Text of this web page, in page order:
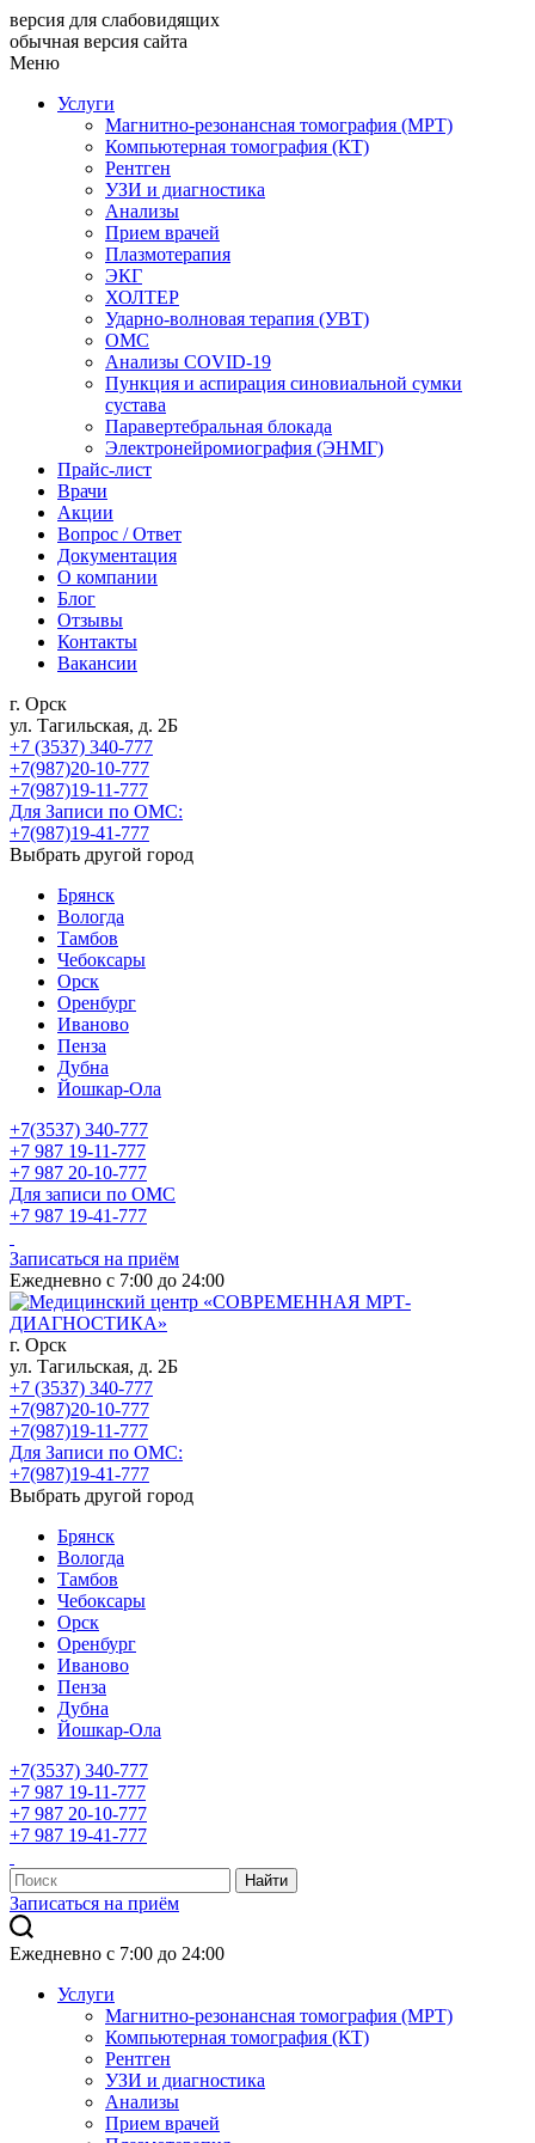
версия для слабовидящих
обычная версия сайта
Меню
Услуги
Магнитно-резонансная томография (МРТ)
Компьютерная томография (КТ)
Рентген
УЗИ и диагностика
Анализы
Прием врачей
Плазмотерапия
ЭКГ
ХОЛТЕР
Ударно-волновая терапия (УВТ)
ОМС
Анализы COVID-19
Пункция и аспирация синовиальной сумки
сустава
Паравертебральная блокада
Электронейромиография (ЭНМГ)
Прайс-лист
Врачи
Акции
Вопрос / Ответ
Документация
О компании
Блог
Отзывы
Контакты
Вакансии
г. Орск
ул. Тагильская, д. 2Б
+7 (3537) 340-777
+7(987)20-10-777
+7(987)19-11-777
Для Записи по ОМС:
+7(987)19-41-777
Выбрать другой город
Брянск
Вологда
Тамбов
Чебоксары
Орск
Оренбург
Иваново
Пенза
Дубна
Йошкар-Ола
+7(3537) 340-777
+7 987 19-11-777
+7 987 20-10-777
Для записи по ОМС
+7 987 19-41-777
Записаться на приём
Ежедневно с 7:00 до 24:00
г. Орск
ул. Тагильская, д. 2Б
+7 (3537) 340-777
+7(987)20-10-777
+7(987)19-11-777
Для Записи по ОМС:
+7(987)19-41-777
Выбрать другой город
Брянск
Вологда
Тамбов
Чебоксары
Орск
Оренбург
Иваново
Пенза
Дубна
Йошкар-Ола
+7(3537) 340-777
+7 987 19-11-777
+7 987 20-10-777
+7 987 19-41-777
Записаться на приём
Ежедневно с 7:00 до 24:00
Услуги
Магнитно-резонансная томография (МРТ)
Компьютерная томография (КТ)
Рентген
УЗИ и диагностика
Анализы
Прием врачей